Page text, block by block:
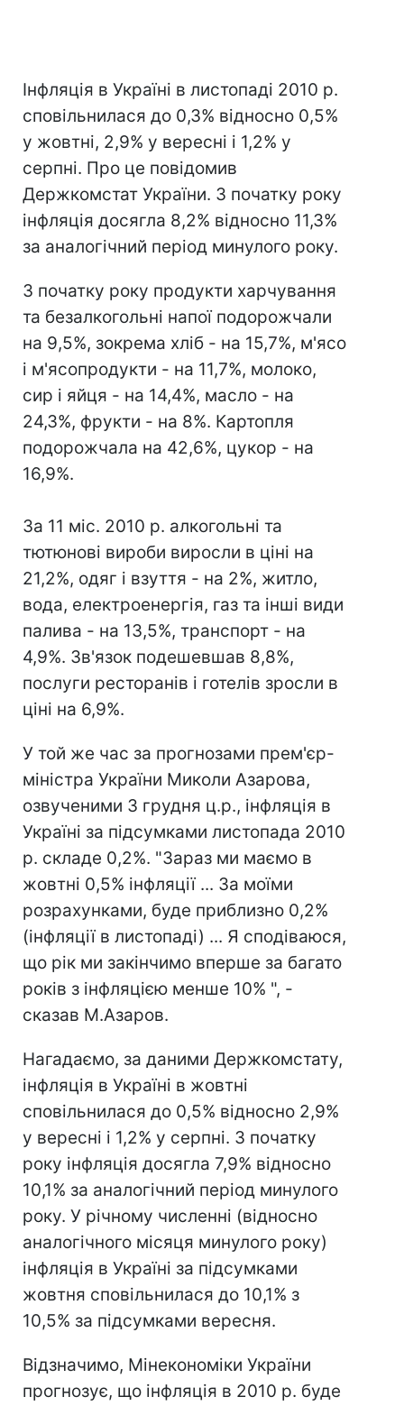
Інфляція в Україні в листопаді 2010 р.
сповільнилася до 0,3% відносно 0,5%
у жовтні, 2,9% у вересні і 1,2% у
серпні. Про це повідомив
Держкомстат України. З початку року
інфляція досягла 8,2% відносно 11,3%
за аналогічний період минулого року.
З початку року продукти харчування
та безалкогольні напої подорожчали
на 9,5%, зокрема хліб - на 15,7%, м'ясо
і м'ясопродукти - на 11,7%, молоко,
сир і яйця - на 14,4%, масло - на
24,3%, фрукти - на 8%. Картопля
подорожчала на 42,6%, цукор - на
16,9%.
За 11 міс. 2010 р. алкогольні та
тютюнові вироби виросли в ціні на
21,2%, одяг і взуття - на 2%, житло,
вода, електроенергія, газ та інші види
палива - на 13,5%, транспорт - на
4,9%. Зв'язок подешевшав 8,8%,
послуги ресторанів і готелів зросли в
ціні на 6,9%.
У той же час за прогнозами прем'єр-
міністра України Миколи Азарова,
озвученими 3 грудня ц.р., інфляція в
Україні за підсумками листопада 2010
р. складе 0,2%. "Зараз ми маємо в
жовтні 0,5% інфляції ... За моїми
розрахунками, буде приблизно 0,2%
(інфляції в листопаді) ... Я сподіваюся,
що рік ми закінчимо вперше за багато
років з інфляцією менше 10% ", -
сказав М.Азаров.
Нагадаємо, за даними Держкомстату,
інфляція в Україні в жовтні
сповільнилася до 0,5% відносно 2,9%
у вересні і 1,2% у серпні. З початку
року інфляція досягла 7,9% відносно
10,1% за аналогічний період минулого
року. У річному численні (відносно
аналогічного місяця минулого року)
інфляція в Україні за підсумками
жовтня сповільнилася до 10,1% з
10,5% за підсумками вересня.
Відзначимо, Мінекономіки України
прогнозує, що інфляція в 2010 р. буде